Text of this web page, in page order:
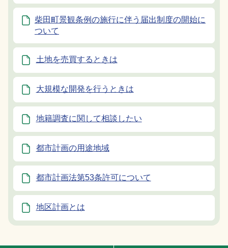
柴田町景観条例の施行に伴う届出制度の開始に
ついて
土地を売買するときは
大規模な開発を行うときは
地籍調査に関して相談したい
都市計画の用途地域
都市計画法第53条許可について
地区計画とは